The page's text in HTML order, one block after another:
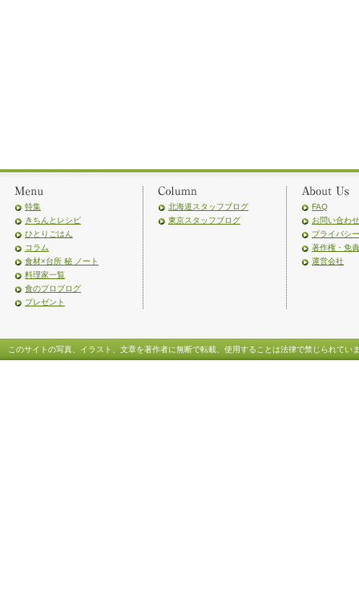
特集
きちんとレシピ
ひとりごはん
コラム
食材×台所 秘 ノート
料理家一覧
食のプロブログ
プレゼント
北海道スタッフブログ
東京スタッフブログ
FAQ
お問い合わせ
プライバシ
著作権・免
運営会社
このサイトの写真、イラスト、文章を著作者に無断で転載、使用することは法律で禁じられてい